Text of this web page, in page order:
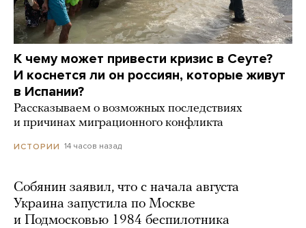
К чему может привести кризис в Сеуте?
И коснется ли он россиян, которые живут
в Испании?
Рассказываем о возможных последствиях
и причинах миграционного конфликта
ИСТОРИИ 14 часов назад
Собянин заявил, что с начала августа
Украина запустила по Москве
и Подмосковью 1984 беспилотника